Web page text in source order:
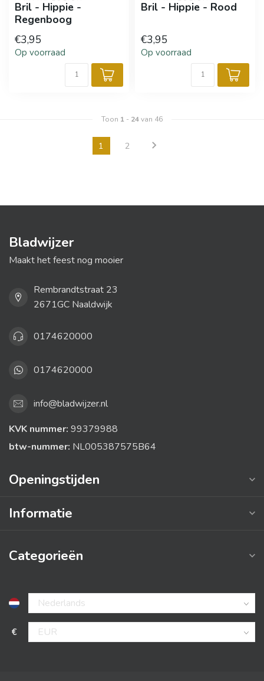
Bril - Hippie -
Regenboog
€3,95
Op voorraad
Bril - Hippie - Rood
€3,95
Op voorraad
Toon 1 - 24van 46
1 2
Bladwijzer
Maakt het feest nog mooier
Rembrandtstraat 23
2671GC Naaldwijk
0174620000
0174620000
info@bladwijzer.nl
KVK nummer: 99379988
btw-nummer: NL005387575B64
Openingstijden
Informatie
Categorieën
€